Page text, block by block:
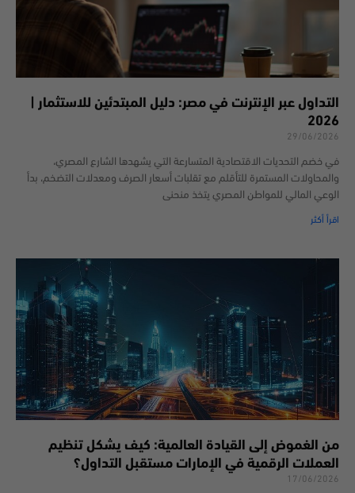
التداول عبر الإنترنت في مصر: دليل المبتدئين للاستثمار |
2026
29/06/2026
في خضم التحديات الاقتصادية المتسارعة التي يشهدها الشارع المصري،
والمحاولات المستمرة للتأقلم مع تقلبات أسعار الصرف ومعدلات التضخم، بدأ
الوعي المالي للمواطن المصري يتخذ منحنى
اقرأ أكثر
من الغموض إلى القيادة العالمية: كيف يشكل تنظيم
العملات الرقمية في الإمارات مستقبل التداول؟
17/06/2026